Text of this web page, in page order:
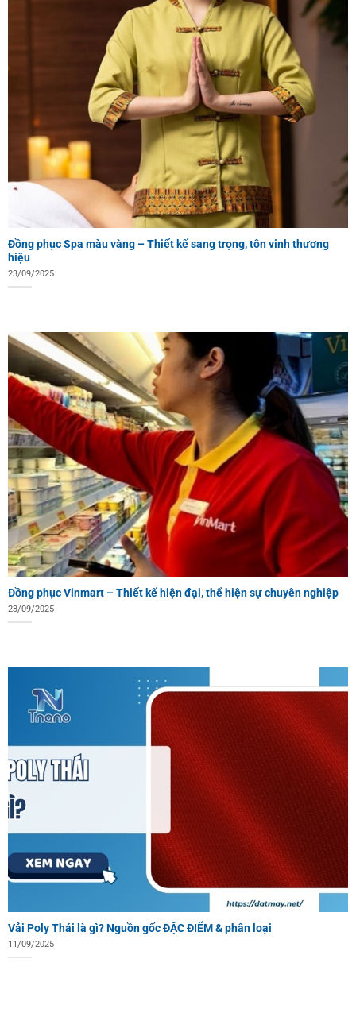
Đồng phục Spa màu vàng – Thiết kế sang trọng, tôn vinh thương
hiệu
23/09/2025
Đồng phục Vinmart – Thiết kế hiện đại, thể hiện sự chuyên nghiệp
23/09/2025
Vải Poly Thái là gì? Nguồn gốc ĐẶC ĐIỂM & phân loại
11/09/2025